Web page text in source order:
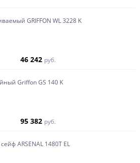
GRIFFON WL 3228 K
46 242 руб.
Griffon GS 140 K
95 382 руб.
ARSENAL 1480Т EL